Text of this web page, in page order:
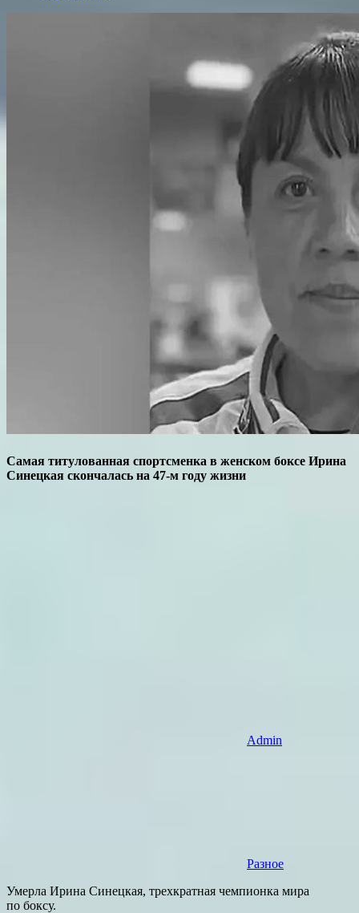
Самая титулованная спортсменка в женском боксе Ирина
Синецкая скончалась на 47-м году жизни
Admin
Разное
Умерла Ирина Синецкая, трехкратная чемпионка мира
по боксу.